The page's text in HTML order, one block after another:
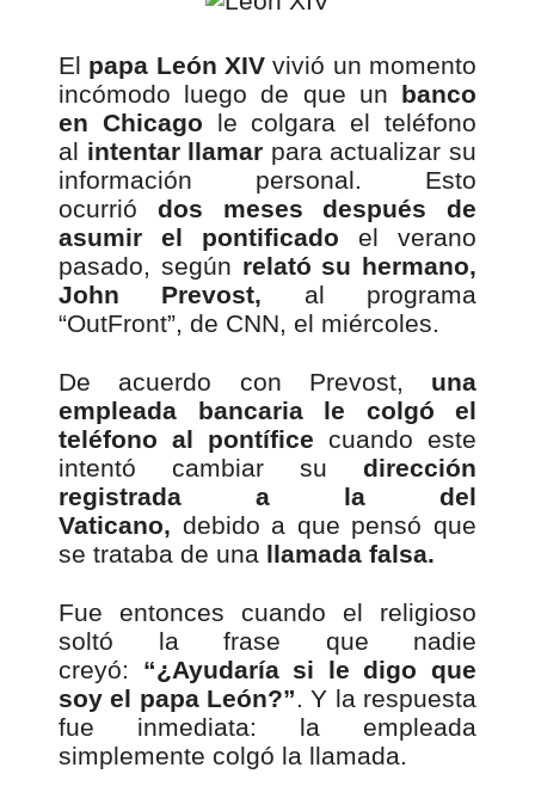
El papa León XIV vivió un momento
incómodo luego de que un banco
en Chicago le colgara el teléfono
al intentar llamar para actualizar su
información personal. Esto
ocurrió dos meses después de
asumir el pontificado el verano
pasado, según relató su hermano,
John Prevost, al programa
“OutFront”, de CNN, el miércoles.
De acuerdo con Prevost, una
empleada bancaria le colgó el
teléfono al pontífice cuando este
intentó cambiar su dirección
registrada a la del
Vaticano, debido a que pensó que
se trataba de una llamada falsa.
Fue entonces cuando el religioso
soltó la frase que nadie
creyó: “¿Ayudaría si le digo que
soy el papa León?”. Y la respuesta
fue inmediata: la empleada
simplemente colgó la llamada.